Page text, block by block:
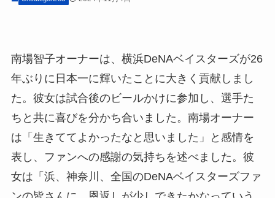
南場智子オーナーは、横浜DeNAベイスターズが26
年ぶりに日本一に輝いたことに大きく貢献しまし
た。彼女は試合後のビールかけに参加し、選手た
ちと共に喜びを分かち合いました。南場オーナー
は「生きててよかったなと思いました」と感情を
表し、ファンへの感謝の気持ちを述べました。彼
女は「浜、神奈川、全国のDeNAベイスターズファ